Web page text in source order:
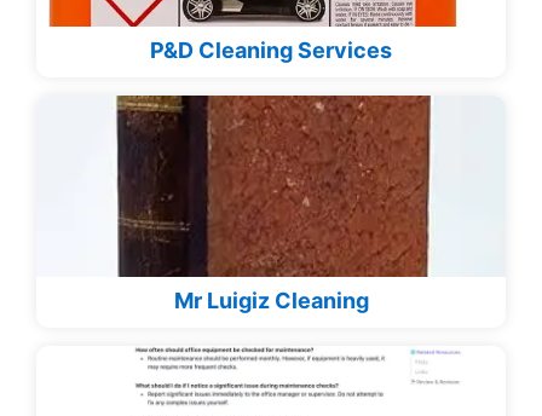
P&D Cleaning Services
Mr Luigiz Cleaning